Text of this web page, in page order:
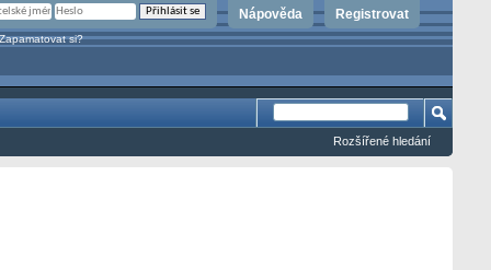
Registrovat
Nápověda
si?
Rozšířené hledání